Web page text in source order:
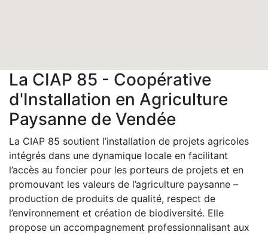
La CIAP 85 - Coopérative
d'Installation en Agriculture
Paysanne de Vendée
La CIAP 85 soutient l’installation de projets agricoles
intégrés dans une dynamique locale en facilitant
l’accès au foncier pour les porteurs de projets et en
promouvant les valeurs de l’agriculture paysanne –
production de produits de qualité, respect de
l’environnement et création de biodiversité. Elle
propose un accompagnement professionnalisant aux